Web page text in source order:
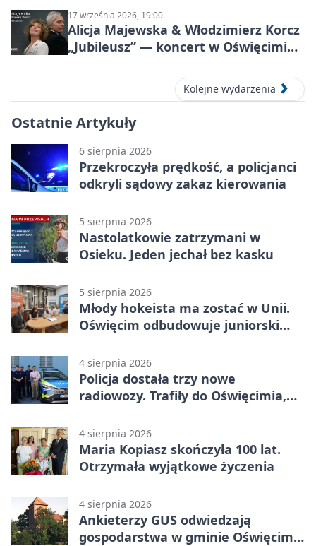
17 września 2026, 19:00
Alicja Majewska & Włodzimierz Korcz
„Jubileusz” — koncert w Oświęcimiu,
Kolejne wydarzenia
Ostatnie Artykuły
6 sierpnia 2026
Przekroczyła prędkość, a policjanci
odkryli sądowy zakaz kierowania
5 sierpnia 2026
Nastolatkowie zatrzymani w
Osieku. Jeden jechał bez kasku
5 sierpnia 2026
Młody hokeista ma zostać w Unii.
Oświęcim odbudowuje juniorski
4 sierpnia 2026
Policja dostała trzy nowe
radiowozy. Trafiły do Oświęcimia,
4 sierpnia 2026
Maria Kopiasz skończyła 100 lat.
Otrzymała wyjątkowe życzenia
4 sierpnia 2026
Ankieterzy GUS odwiedzają
gospodarstwa w gminie Oświęcim.